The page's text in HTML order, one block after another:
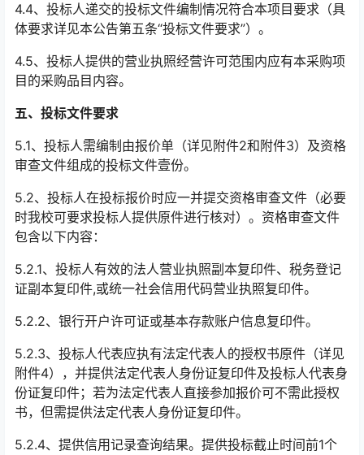
4.4、投标人递交的投标文件编制情况符合本项目要求（具
体要求详见本公告第五条“投标文件要求”）。
4.5、投标人提供的营业执照经营许可范围内应有本采购项
目的采购品目内容。
五、投标文件要求
5.1、投标人需编制由报价单（详见附件2和附件3）及资格
审查文件组成的投标文件壹份。
5.2、投标人在投标报价时应一并提交资格审查文件（必要
时我校可要求投标人提供原件进行核对）。资格审查文件
包含以下内容：
5.2.1、投标人有效的法人营业执照副本复印件、税务登记
证副本复印件,或统一社会信用代码营业执照复印件。
5.2.2、银行开户许可证或基本存款账户信息复印件。
5.2.3、投标人代表应执有法定代表人的授权书原件（详见
附件4），并提供法定代表人身份证复印件及投标人代表身
份证复印件；若为法定代表人直接参加报价可不需此授权
书，但需提供法定代表人身份证复印件。
5.2.4、提供信用记录查询结果。提供投标截止时间前1个